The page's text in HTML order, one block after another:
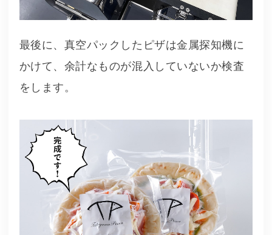
最後に、真空パックしたピザは金属探知機に
かけて、余計なものが混入していないか検査
をします。